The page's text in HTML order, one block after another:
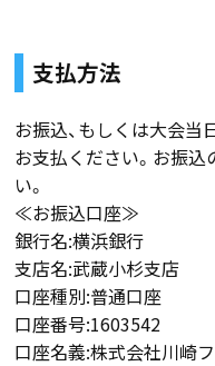
支払方法
お振込、もしくは大会
お支払ください。お振
い。
≪お振込口座≫
銀行名:横浜銀行
支店名:武蔵小杉支店
口座種別:普通口座
口座番号:1603542
口座名義:株式会社川崎